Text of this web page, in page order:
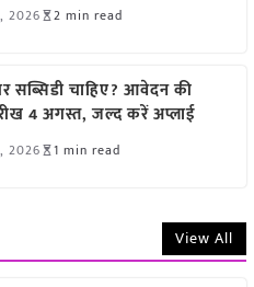
2026 2 min read
सब्सिडी चाहिए? आवेदन की
4 अगस्त, जल्द करें अप्लाई
2026 1 min read
View All